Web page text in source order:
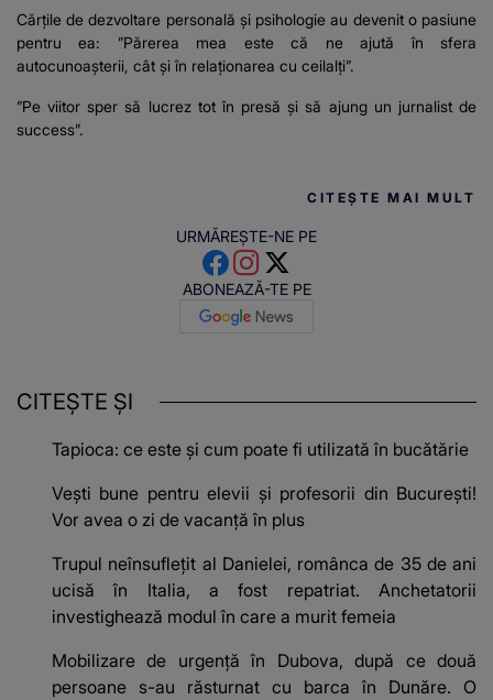
Cărțile de dezvoltare personală și psihologie au devenit o pasiune
pentru ea: ”Părerea mea este că ne ajută în sfera
autocunoașterii, cât și în relaționarea cu ceilalți”.
”Pe viitor sper să lucrez tot în presă și să ajung un jurnalist de
success”.
CITEȘTE MAI MULT
URMĂREȘTE-NE PE
ABONEAZĂ-TE PE
CITEȘTE ȘI
Tapioca: ce este și cum poate fi utilizată în bucătărie
Vești bune pentru elevii și profesorii din București!
Vor avea o zi de vacanță în plus
Trupul neînsuflețit al Danielei, românca de 35 de ani
ucisă în Italia, a fost repatriat. Anchetatorii
investighează modul în care a murit femeia
Mobilizare de urgență în Dubova, după ce două
persoane s-au răsturnat cu barca în Dunăre. O